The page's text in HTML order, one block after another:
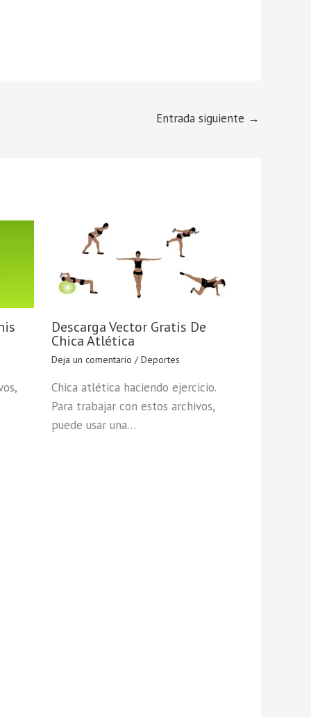
Entrada siguiente →
Descarga Vector Gratis De
Chica Atlética
Deja un comentario /Deportes
Chica atlética haciendo ejercicio.
Para trabajar con estos archivos,
puede usar una…